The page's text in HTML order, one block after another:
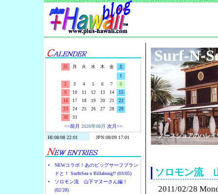
日 月 火 水 木 金
土
1
2
3 4 5 6 7
8
9
10 11 12 13 14
15
16
17 18 19 20 21
22
23
24 25 26 27 28
29
30
31
<<前月 2026年08月 次月>>
NEWコラボ！あのビッグサーフブラン
ドと！ SurfnSea x Billabong!! (03/05)
ソロモン流 山下マヌーさん編！
(02/28)
Surf-N-
ノースショアのハレ
ソロモン流
2011/02/28